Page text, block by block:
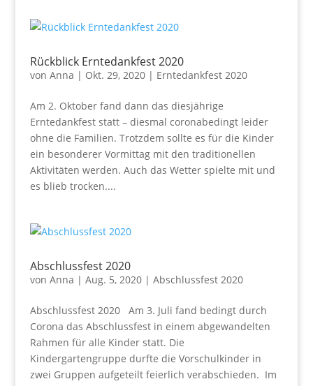
Rückblick Erntedankfest 2020
von Anna | Okt. 29, 2020| Erntedankfest 2020
Am 2. Oktober fand dann das diesjährige
Erntedankfest statt – diesmal coronabedingt leider
ohne die Familien. Trotzdem sollte es für die Kinder
ein besonderer Vormittag mit den traditionellen
Aktivitäten werden. Auch das Wetter spielte mit und
es blieb trocken....
Abschlussfest 2020
von Anna | Aug. 5, 2020| Abschlussfest 2020
Abschlussfest 2020 Am 3. Juli fand bedingt durch
Corona das Abschlussfest in einem abgewandelten
Rahmen für alle Kinder statt. Die
Kindergartengruppe durfte die Vorschulkinder in
zwei Gruppen aufgeteilt feierlich verabschieden. Im